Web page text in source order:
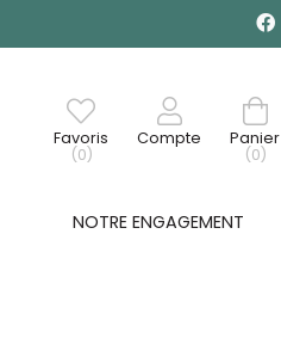
Favoris
(0)
Compte
Panier
(0)
NOTRE ENGAGEMENT